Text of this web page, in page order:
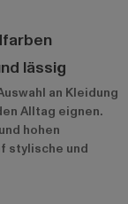
lässig
an Kleidung
Alltag eignen.
hohen
stylische und